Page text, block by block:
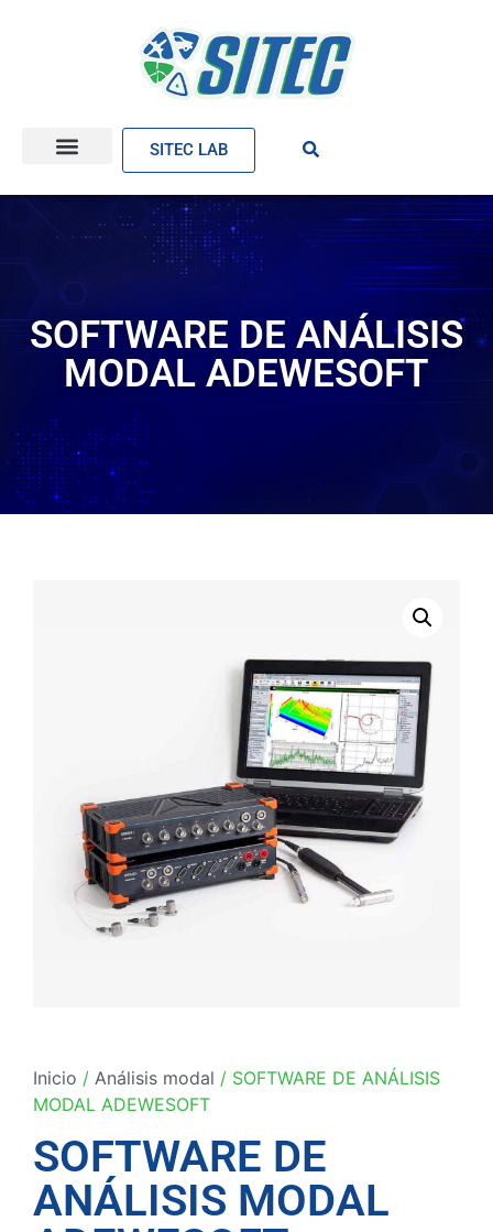
SITEC LAB
SOFTWARE DE ANÁLISIS
MODAL ADEWESOFT
Inicio / Análisis modal / SOFTWARE DE ANÁLISIS
MODAL ADEWESOFT
SOFTWARE DE
ANÁLISIS MODAL